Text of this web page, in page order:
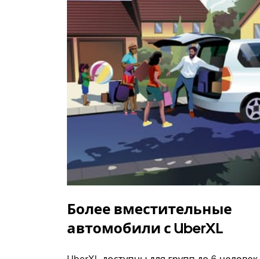
Более вместительные
автомобили с UberXL